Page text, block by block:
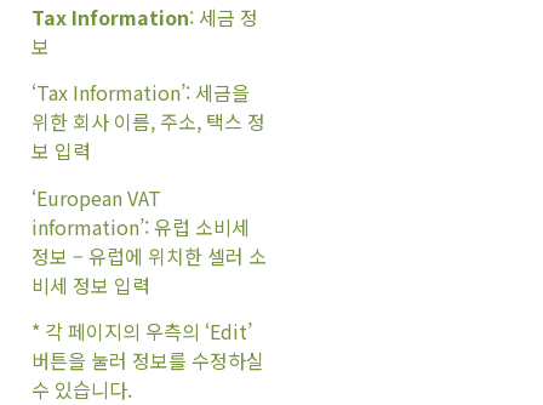
Tax Information: 세금 정
보
‘Tax Information’: 세금을
위한 회사 이름, 주소, 택스 정
보 입력
‘European VAT
information’: 유럽 소비세
정보 – 유럽에 위치한 셀러 소
비세 정보 입력
* 각 페이지의 우측의 ‘Edit’
버튼을 눌러 정보를 수정하실
수 있습니다.